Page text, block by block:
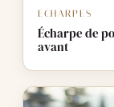
ECHARPES
Écharpe de
avant